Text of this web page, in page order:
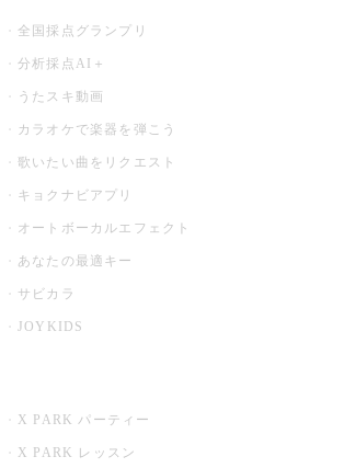
全国採点グランプリ
分析採点AI＋
うたスキ動画
カラオケで楽器を弾こう
歌いたい曲をリクエスト
キョクナビアプリ
オートボーカルエフェクト
あなたの最適キー
サビカラ
JOYKIDS
X PARK パーティー
X PARK レッスン